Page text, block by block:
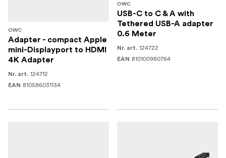
OWC
Adapter - compact Apple
mini-Displayport to HDMI
4K Adapter
Nr. art. 124712
EAN 810586031134
OWC
USB-C to C & A with
Tethered USB-A adapter
0.6 Meter
Nr. art. 124722
EAN 810100980764